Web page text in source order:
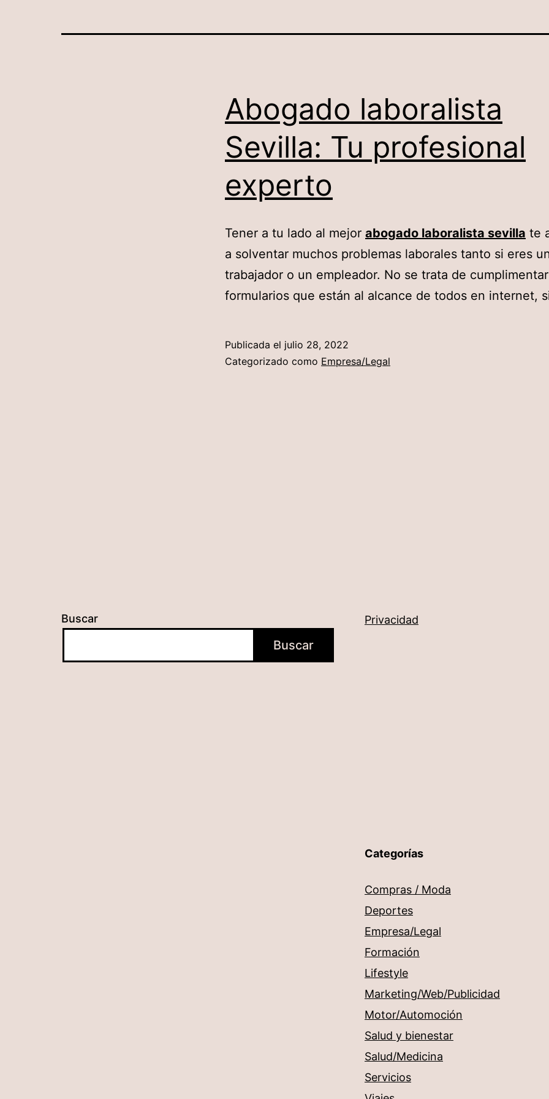
Abogado laboralista
Sevilla: Tu profesional
experto
Tener a tu lado al mejor abogado laboralista sevilla te
a solventar muchos problemas laborales tanto si eres
trabajador o un empleador. No se trata de
formularios que están al alcance de todos en internet,
Publicada el julio 28, 2022
Categorizado como Empresa/Legal
Buscar
Buscar
Privacidad
Categorías
Compras / Moda
Deportes
Empresa/Legal
Formación
Lifestyle
Marketing/Web/Publicidad
Motor/Automoción
Salud y bienestar
Salud/Medicina
Servicios